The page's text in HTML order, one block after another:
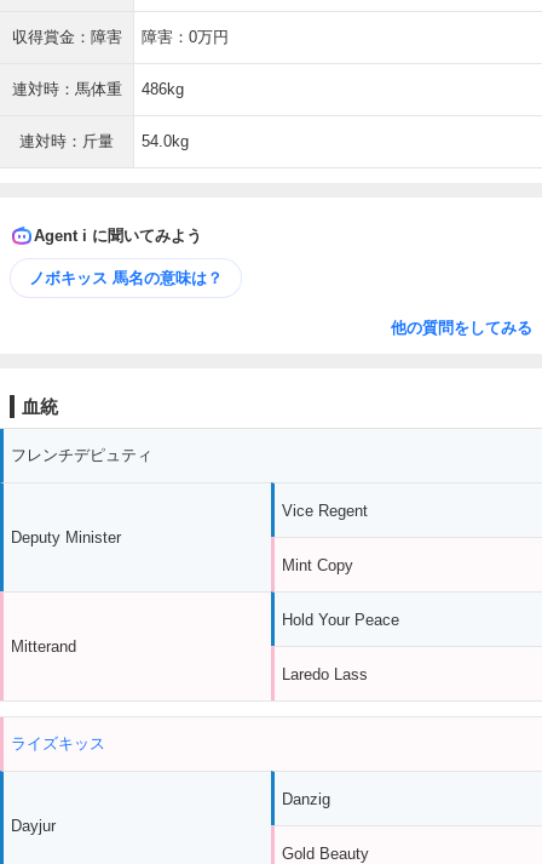
収得賞金：障害 障害：0万円
連対時：馬体重 486kg
連対時：斤量 54.0kg
Agent i に聞いてみよう
ノボキッス 馬名の意味は？
他の質問をしてみる
血統
フレンチデピュティ
Deputy Minister
Mitterand
Vice Regent
Mint Copy
Hold Your Peace
Laredo Lass
ライズキッス
Dayjur
Danzig
Gold Beauty